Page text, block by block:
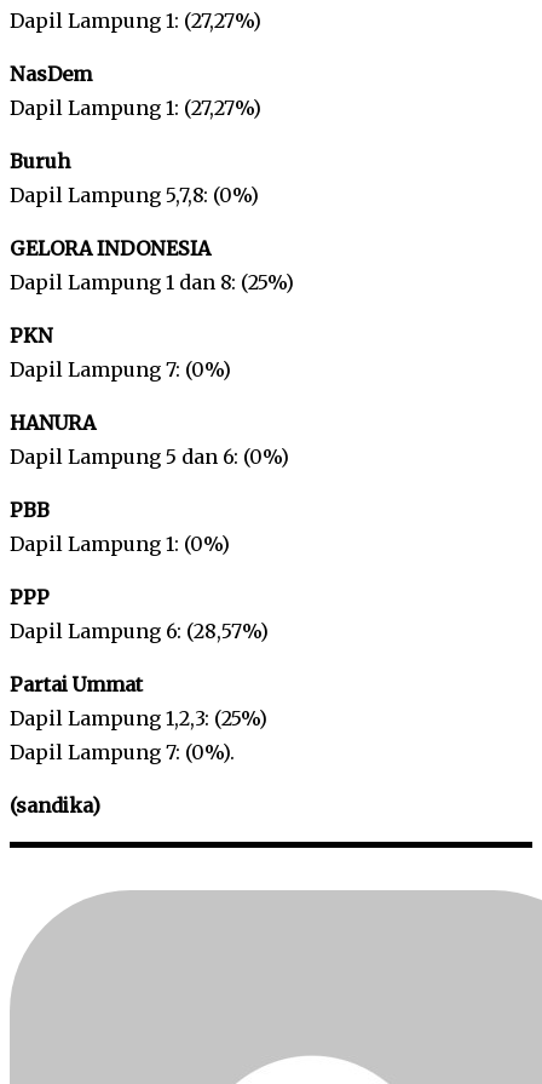
Dapil Lampung 1: (27,27%)
NasDem
Dapil Lampung 1: (27,27%)
Buruh
Dapil Lampung 5,7,8: (0%)
GELORA INDONESIA
Dapil Lampung 1 dan 8: (25%)
PKN
Dapil Lampung 7: (0%)
HANURA
Dapil Lampung 5 dan 6: (0%)
PBB
Dapil Lampung 1: (0%)
PPP
Dapil Lampung 6: (28,57%)
Partai Ummat
Dapil Lampung 1,2,3: (25%)
Dapil Lampung 7: (0%).
(sandika)